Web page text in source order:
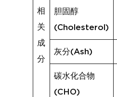
相
关
成
分
胆固醇
(Cholesterol)
灰分(Ash)
碳水化合物
(CHO)